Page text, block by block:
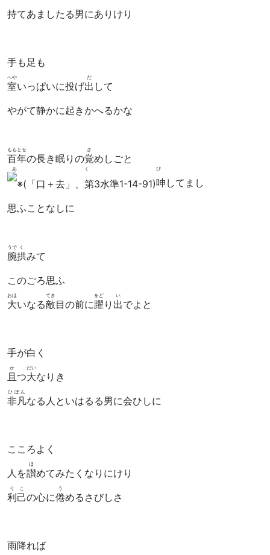
持てあましたる男にありけり
手も足も
室
へや
いっぱいに投げ出
だ
して
やがて静かに起きかへるかな
百年
ももとせ
の長き眠りの覚
さ
めしごと
呻
あくび
してまし
思ふことなしに
腕
うで
拱
く
みて
このごろ思ふ
大
おほ
いなる敵
てき
目の前に躍
をど
り 出
い
でよと
手が白く
且
か
つ大
だい
なりき
非凡
ひぼん
なる人といはるる男に会ひしに
こころよく
人を讃
ほ
めてみたくなりにけり
利己
りこ
の心に倦
う
めるさびしさ
雨降れば